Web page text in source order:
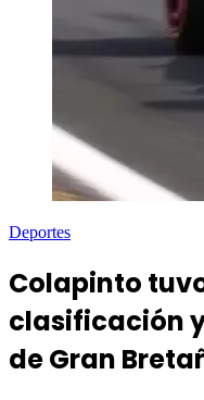
Deportes
Colapinto
clasificación y
de Gran